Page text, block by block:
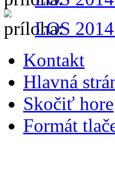
LOS
Kontakt
Hlavná
Skočiť hore
Formát